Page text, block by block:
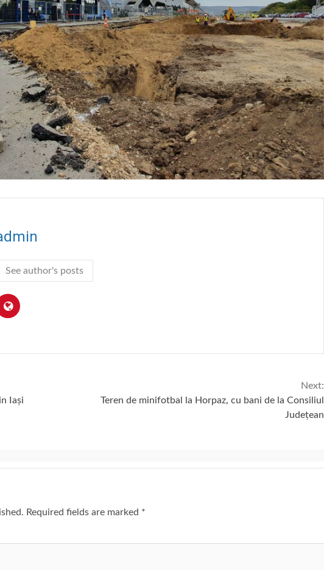
See author's posts
Iași
Next:
Teren de minifotbal la Horpaz, cu bani de la Consiliul
Județean
Required fields are marked *